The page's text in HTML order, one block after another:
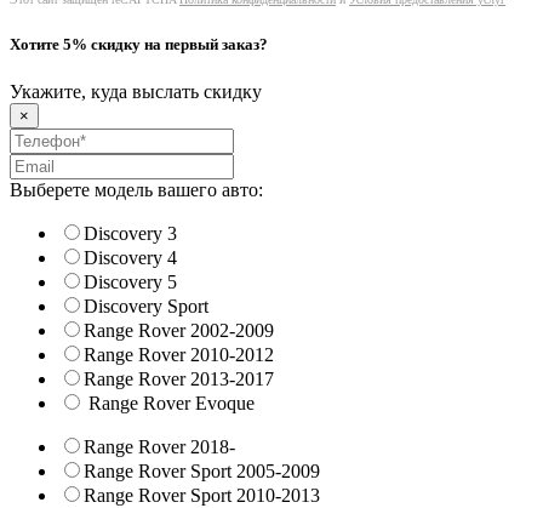
Хотите 5% скидку на первый заказ?
Укажите, куда выслать скидку
×
Выберете модель вашего авто:
Discovery 3
Discovery 4
Discovery 5
Discovery Sport
Range Rover 2002-2009
Range Rover 2010-2012
Range Rover 2013-2017
Range Rover Evoque
Range Rover 2018-
Range Rover Sport 2005-2009
Range Rover Sport 2010-2013